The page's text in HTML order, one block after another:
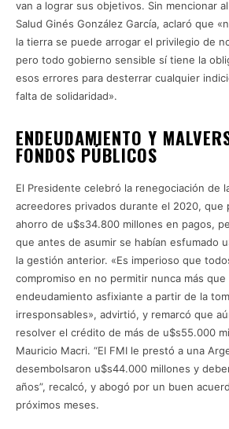
van a lograr sus objetivos. Sin mencionar
Salud Ginés González García, aclaró que
la tierra se puede arrogar el privilegio de
pero todo gobierno sensible sí tiene la
esos errores para desterrar cualquier
falta de solidaridad».
ENDEUDAMIENTO Y
FONDOS PÚBLICOS
El Presidente celebró la renegociación de
acreedores privados durante el 2020, que
ahorro de u$s34.800 millones en pagos,
que antes de asumir se habían esfumado
la gestión anterior. «Es imperioso que
compromiso en no permitir nunca más
endeudamiento asfixiante a partir de la
irresponsables», advirtió, y remarcó que
resolver el crédito de más de u$s55.000
Mauricio Macri. “El FMI le prestó a una
desembolsaron u$s44.000 millones y
años”, recalcó, y abogó por un buen
próximos meses.